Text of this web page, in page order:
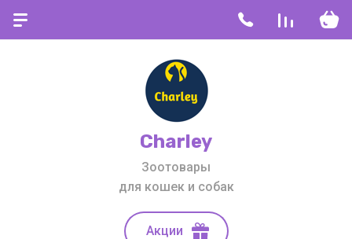
Charley
Зоотовары
для кошек и собак
Акции